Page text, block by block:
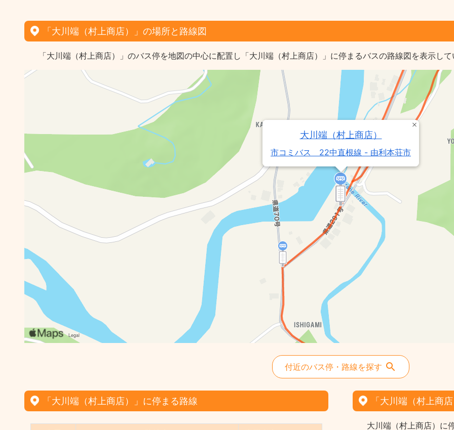
「大川端（村上商店）」の場所と路線図
「大川端（村上商店）」のバス停を地図の中心に配置し「大川端（村上商店）」に停まるバスの路線図を表示し
大川端（村上商店）
市コミバス 22中直根線 - 由利本荘市
付近のバス停・路線を探す
「大川端（村上商店）」に停まる路線 「大川端（村上商
大川端（村上商店）に